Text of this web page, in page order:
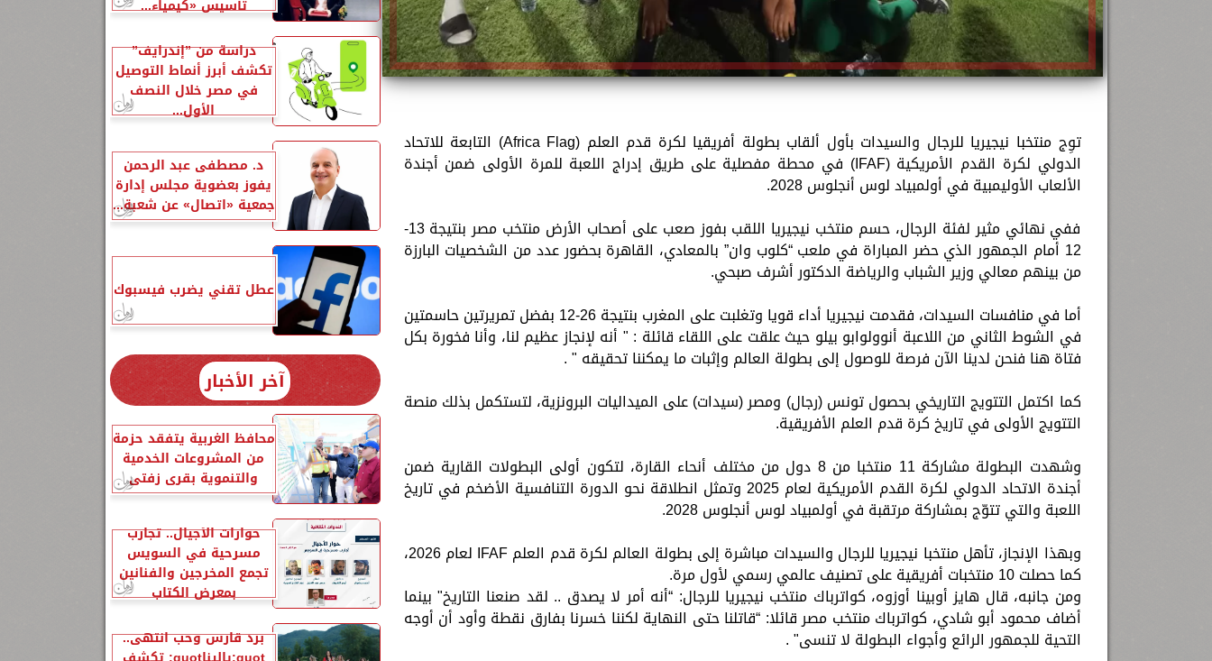
توِج منتخبا نيجيريا للرجال والسيدات بأول ألقاب بطولة أفريقيا لكرة قدم العلم (Africa Flag) التابعة للاتحاد
الدولي لكرة القدم الأمريكية (IFAF) في محطة مفصلية على طريق إدراج اللعبة للمرة الأولى ضمن أجندة
الألعاب الأوليمبية في أولمبياد لوس أنجلوس 2028.
ففي نهائي مثير لفئة الرجال، حسم منتخب نيجيريا اللقب بفوز صعب على أصحاب الأرض منتخب مصر بنتيجة 13-
12 أمام الجمهور الذي حضر المباراة في ملعب “كلوب وان” بالمعادي، القاهرة بحضور عدد من الشخصيات البارزة
من بينهم معالي وزير الشباب والرياضة الدكتور أشرف صبحي.
أما في منافسات السيدات، فقدمت نيجيريا أداء قويا وتغلبت على المغرب بنتيجة 26-12 بفضل تمريرتين حاسمتين
في الشوط الثاني من اللاعبة أنوولوابو بيلو حيث علقت على اللقاء قائلة : " أنه لإنجاز عظيم لنا، وأنا فخورة بكل
فتاة هنا فنحن لدينا الآن فرصة للوصول إلى بطولة العالم وإثبات ما يمكننا تحقيقه " .
كما اكتمل التتويج التاريخي بحصول تونس (رجال) ومصر (سيدات) على الميداليات البرونزية، لتستكمل بذلك منصة
التتويج الأولى في تاريخ كرة قدم العلم الأفريقية.
وشهدت البطولة مشاركة 11 منتخبا من 8 دول من مختلف أنحاء القارة، لتكون أولى البطولات القارية ضمن
أجندة الاتحاد الدولي لكرة القدم الأمريكية لعام 2025 وتمثل انطلاقة نحو الدورة التنافسية الأضخم في تاريخ
اللعبة والتي تتوّج بمشاركة مرتقبة في أولمبياد لوس أنجلوس 2028.
وبهذا الإنجاز، تأهل منتخبا نيجيريا للرجال والسيدات مباشرة إلى بطولة العالم لكرة قدم العلم IFAF لعام 2026،
كما حصلت 10 منتخبات أفريقية على تصنيف عالمي رسمي لأول مرة.
ومن جانبه، قال هايز أوبينا أوزوه، كواترباك منتخب نيجيريا للرجال: “أنه أمر لا يصدق .. لقد صنعنا التاريخ" بينما
أضاف محمود أبو شادي، كواترباك منتخب مصر قائلا: “قاتلنا حتى النهاية لكننا خسرنا بفارق نقطة وأود أن أوجه
التحية للجمهور الرائع وأجواء البطولة لا تنسى" .
تأسيس «كيمياء...
دراسة من ”إندرايف”
تكشف أبرز أنماط التوصيل
في مصر خلال النصف
الأول...
د. مصطفى عبد الرحمن
يفوز بعضوية مجلس إدارة
جمعية «اتصال» عن شعبة...
عطل تقني يضرب فيسبوك
آخر الأخبار
محافظ الغربية يتفقد حزمة
من المشروعات الخدمية
والتنموية بقرى زفتى
حوارات الأجيال.. تجارب
مسرحية في السويس
تجمع المخرجين والفنانين
بمعرض الكتاب
برد قارس وحب انتهى..